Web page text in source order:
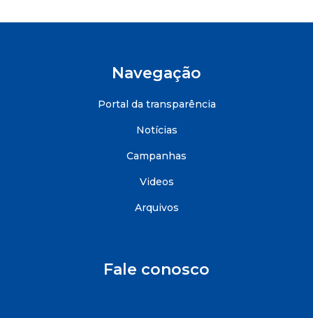
Navegação
Portal da transparência
Notícias
Campanhas
Videos
Arquivos
Fale conosco